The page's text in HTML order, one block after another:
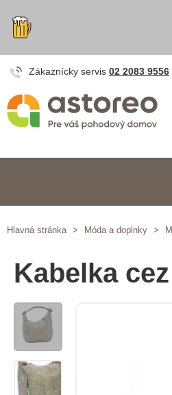
Zákaznícky servis 02 2083 9556
Hlavná stránka > Móda a doplnky >
Kabelka